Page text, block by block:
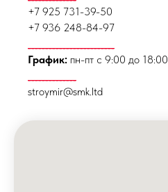
+7 925 731-39-50
+7 936 248-84-97
График: пн-пт с 9:00 до 18:00
stroymir@smk.ltd